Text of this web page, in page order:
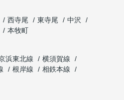
西寺尾 東寺尾
中沢
本牧町
浜東北線
横須賀線
根岸線
相鉄本線